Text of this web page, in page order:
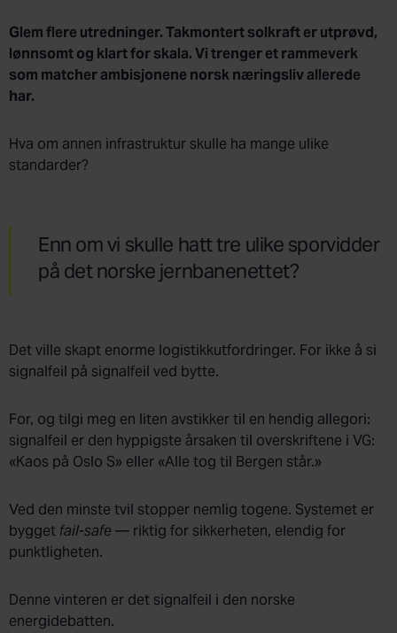
Glem flere utredninger. Takmontert solkraft er utprøvd,
lønnsomt og klart for skala. Vi trenger et rammeverk
som matcher ambisjonene norsk næringsliv allerede
har.
Hva om annen infrastruktur skulle ha mange ulike
standarder?
Enn om vi skulle hatt tre ulike sporvidder
på det norske jernbanenettet?
Det ville skapt enorme logistikkutfordringer. For ikke å si
signalfeil på signalfeil ved bytte.
For, og tilgi meg en liten avstikker til en hendig allegori:
signalfeil er den hyppigste årsaken til overskriftene i VG:
«Kaos på Oslo S» eller «Alle tog til Bergen står.»
Ved den minste tvil stopper nemlig togene. Systemet er
bygget fail-safe — riktig for sikkerheten, elendig for
punktligheten.
Denne vinteren er det signalfeil i den norske
energidebatten.